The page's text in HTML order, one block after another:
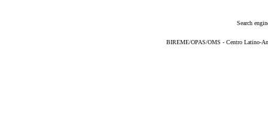
Search
BIREME/OPAS/OMS - Centro Latino-